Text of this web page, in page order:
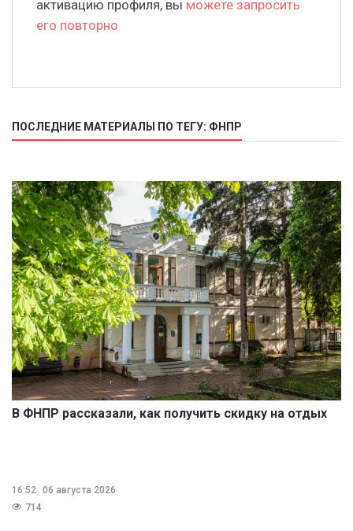
активацию профиля, вы можете запросить
его повторно
ПОСЛЕДНИЕ МАТЕРИАЛЫ ПО ТЕГУ: ФНПР
В ФНПР рассказали, как получить скидку на отдых
16:52 06 августа 2026
714